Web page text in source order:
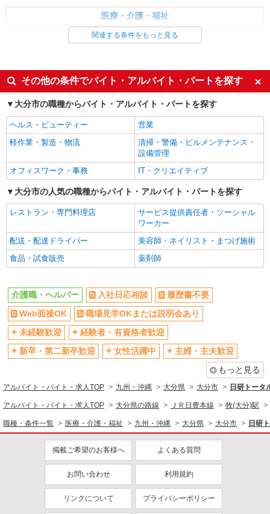
医療・介護・福祉
未経験歓迎
ミドル（40代～）活躍中
週2～3日勤務OK
深夜
交通費支給
社会保険あり
関連する条件をもっと見る
その他の条件でバイト・アルバイト・パートを探す
大分市の職種からバイト・アルバイト・パートを探す
ヘルス・ビューティー
営業
軽作業・製造・物流
清掃・警備・ビルメンテナンス・
設備管理
オフィスワーク・事務
IT・クリエイティブ
大分市の人気の職種からバイト・アルバイト・パートを探す
レストラン・専門料理店
サービス提供責任者・ソーシャル
ワーカー
配送・配達ドライバー
美容師・ネイリスト・まつげ施術
食品・試食販売
薬剤師
介護職・ヘルパー 入社日応相談
履歴書不要
Web面接OK
職場見学OKまたは説明会あり
未経験歓迎
経験者・有資格者歓迎
新卒・第二新卒歓迎
女性活躍中
主婦・主夫歓迎
もっと見る
アルバイト・バイト・求人TOP 九州・沖縄 大分県 大分市 日研トー
アルバイト・バイト・求人TOP 大分県の路線 ＪＲ日豊本線 牧(大分)駅
職種・条件一覧 医療・介護・福祉 九州・沖縄 大分県 大分市 日研
掲載ご希望のお客様へ よくある質問
お問い合わせ 利用規約
リンクについて プライバシーポリシー